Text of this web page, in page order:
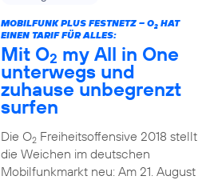
MOBILFUNK PLUS FESTNETZ – O2HAT
EINEN TARIF FÜR ALLES:
Mit O2 my All in One
unterwegs und
zuhause unbegrenzt
surfen
Die O2Freiheitsoffensive 2018 stellt
die Weichen im deutschen
Mobilfunkmarkt neu: Am 21. August